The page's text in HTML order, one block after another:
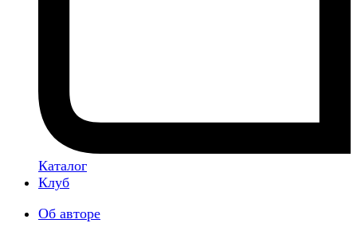
Каталог
Клуб
Об авторе